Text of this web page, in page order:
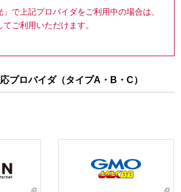
で上記プロバイダをご利用中の場合は、
ご利用いただけます。
プロバイダ（タイプA・B・C）